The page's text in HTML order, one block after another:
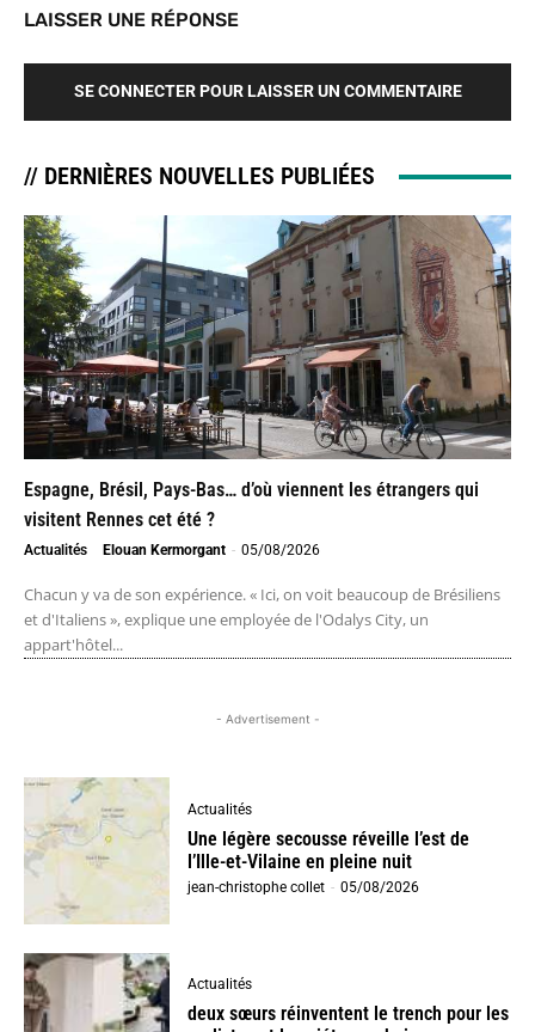
LAISSER UNE RÉPONSE
SE CONNECTER POUR LAISSER UN COMMENTAIRE
// DERNIÈRES NOUVELLES PUBLIÉES
Espagne, Brésil, Pays-Bas… d’où viennent les étrangers qui
visitent Rennes cet été ?
Actualités Elouan Kermorgant - 05/08/2026
Chacun y va de son expérience. « Ici, on voit beaucoup de Brésiliens
et d'Italiens », explique une employée de l'Odalys City, un
appart'hôtel...
- Advertisement -
Actualités
Une légère secousse réveille l’est de
l’Ille-et-Vilaine en pleine nuit
jean-christophe collet - 05/08/2026
Actualités
deux sœurs réinventent le trench pour les